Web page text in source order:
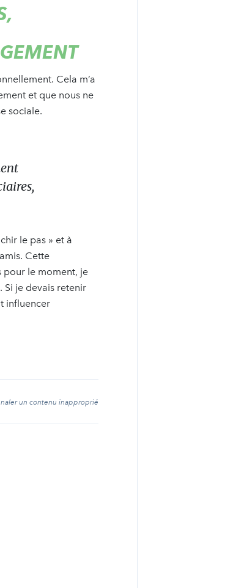
Cela m’a
et que nous ne
sociale.
le pas » et à
Cette
pour le moment, je
Si je devais retenir
influencer
un contenu inapproprié